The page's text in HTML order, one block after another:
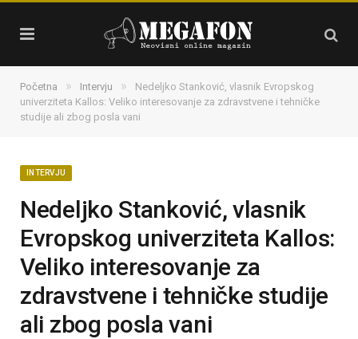
Početna » Intervju »
Nedeljko Stanković, vlasnik Evropskog
univerziteta Kallos: Veliko interesovanje za zdravstvene i tehničke
studije ali zbog posla vani
INTERVJU
Nedeljko Stanković, vlasnik
Evropskog univerziteta Kallos:
Veliko interesovanje za
zdravstvene i tehničke studije
ali zbog posla vani